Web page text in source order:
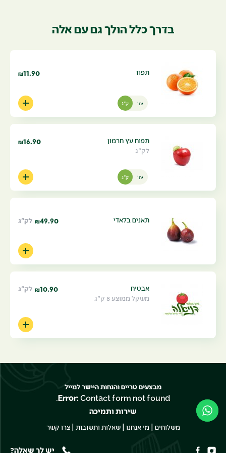
בדרך כלל הולך גם עם אלה
תפוז ₪11.90
יח' ק"ג
תפוח עץ חרמון
לק"ג
₪16.90
יח' ק"ג
תאנים בלאדי ₪49.90 לק"ג
אבטיח
משקל ממוצע 8 ק"ג
₪10.90 לק"ג
מבצעים טריים והנחות היישר למייל
Error:Contact form not found.
שירות ותמיכה
משלוחים |מי אנחנו |שאלות ותשובות |צרו קשר
יש לך שאלה?